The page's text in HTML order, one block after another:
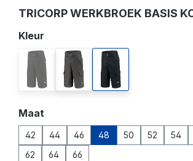
TRICORP WERKBROEK BASIS
Selecteer
Kleur
black
(Deze optie is momenteel niet beschikbaar.)
darkgreynavy
Selecteer
Maat
42 44 46 48 50 52 54
62
64 66